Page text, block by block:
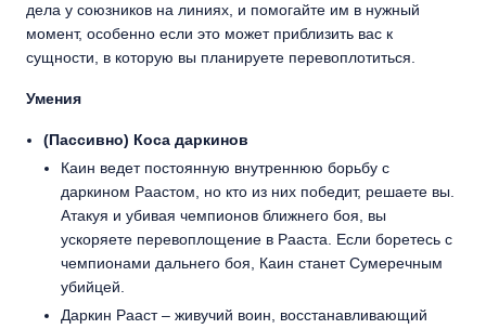
дела у союзников на линиях, и помогайте им в нужный
момент, особенно если это может приблизить вас к
сущности, в которую вы планируете перевоплотиться.
Умения
(Пассивно) Коса даркинов
Каин ведет постоянную внутреннюю борьбу с
даркином Раастом, но кто из них победит, решаете вы.
Атакуя и убивая чемпионов ближнего боя, вы
ускоряете перевоплощение в Рааста. Если боретесь с
чемпионами дальнего боя, Каин станет Сумеречным
убийцей.
Даркин Рааст – живучий воин, восстанавливающий